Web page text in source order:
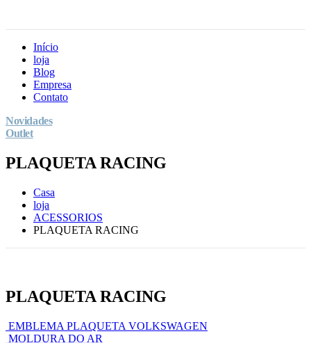
Início
loja
Blog
Empresa
Contato
Novidades
Outlet
PLAQUETA RACING
Casa
loja
ACESSORIOS
PLAQUETA RACING
PLAQUETA RACING
EMBLEMA PLAQUETA VOLKSWAGEN
MOLDURA DO AR